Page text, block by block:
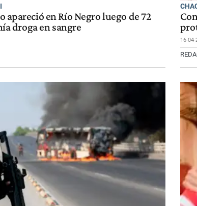
apareció en Río Negro luego de 72
droga en sangre
16-